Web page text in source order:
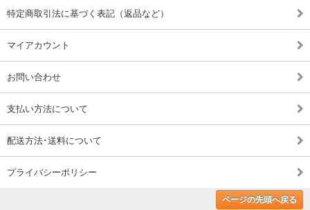
特定商取引法に基づく表記（返品など）
マイアカウント
お問い合わせ
支払い方法について
配送方法･送料について
プライバシーポリシー
ページの先頭へ戻る